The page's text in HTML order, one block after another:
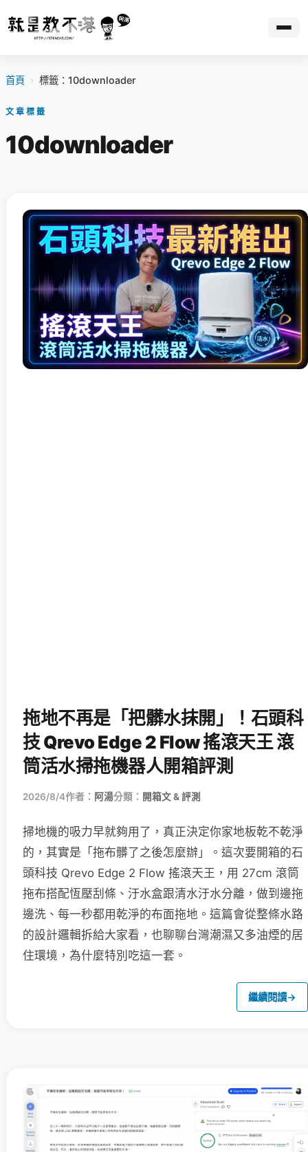
首頁 › 標籤：10downloader
文章標籤
10downloader
拖地不再是「把髒水抹開」！石頭科
技 Qrevo Edge 2 Flow 搖滾天王 滾
筒活水掃拖機器人開箱評測
2026/8/4作者： 阿湯分類： 開箱文 & 評測
掃地機的吸力早就夠用了，真正決定你家地板乾不乾淨
的，其實是「拖布髒了之後怎麼辦」。這次要開箱的石
頭科技 Qrevo Edge 2 Flow 搖滾天王，用 27cm 滾筒
拖布搭配恆壓刮條、汙水盒跟清水汙水分離，做到邊拖
邊洗、每一秒都用乾淨的布面拖地。這篇會從整條水路
的設計邏輯拆給大家看，也聊聊台灣潮濕又多油煙的居
住環境，為什麼特別吃這一套。
繼續閱讀→